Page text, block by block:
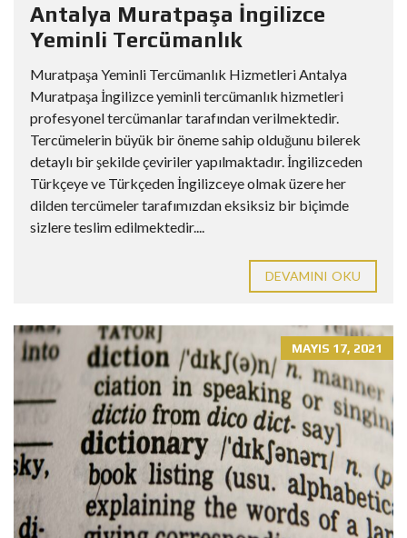
Antalya Muratpaşa İngilizce
Yeminli Tercümanlık
Muratpaşa Yeminli Tercümanlık Hizmetleri Antalya
Muratpaşa İngilizce yeminli tercümanlık hizmetleri
profesyonel tercümanlar tarafından verilmektedir.
Tercümelerin büyük bir öneme sahip olduğunu bilerek
detaylı bir şekilde çeviriler yapılmaktadır. İngilizceden
Türkçeye ve Türkçeden İngilizceye olmak üzere her
dilden tercümeler tarafımızdan eksiksiz bir biçimde
sizlere teslim edilmektedir....
DEVAMINI OKU
MAYIS 17, 2021